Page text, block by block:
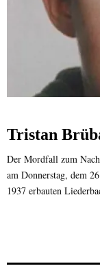
Tristan
Der Mordfall zum
am Donnerstag, dem
1937 erbauten